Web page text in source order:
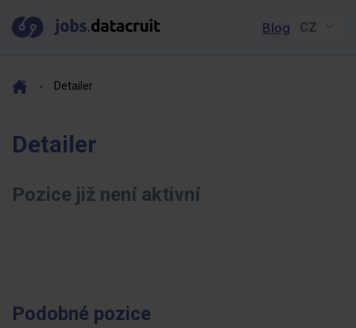
Blog
Detailer
Detailer
Pozice již není aktivní
Podobné pozice